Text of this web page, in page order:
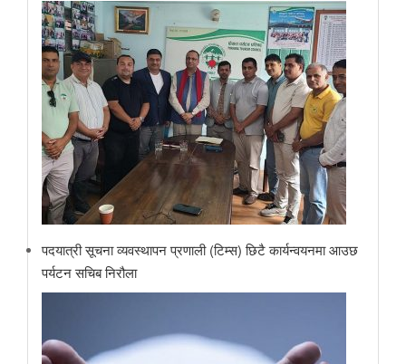
पदयात्री सूचना व्यवस्थापन प्रणाली (टिम्स) छिटै कार्यन्वयनमा आउछ
पर्यटन सचिब निरौला